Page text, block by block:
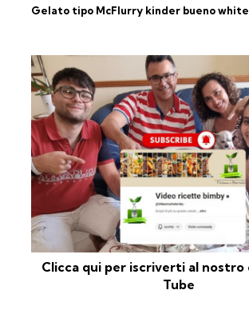
Gelato tipo McFlurry kinder bueno white
Clicca qui per iscriverti al nostro
Tube